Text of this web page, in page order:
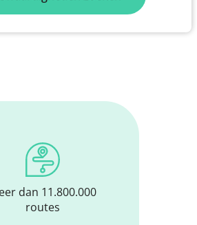
dan 11.800.000
routes